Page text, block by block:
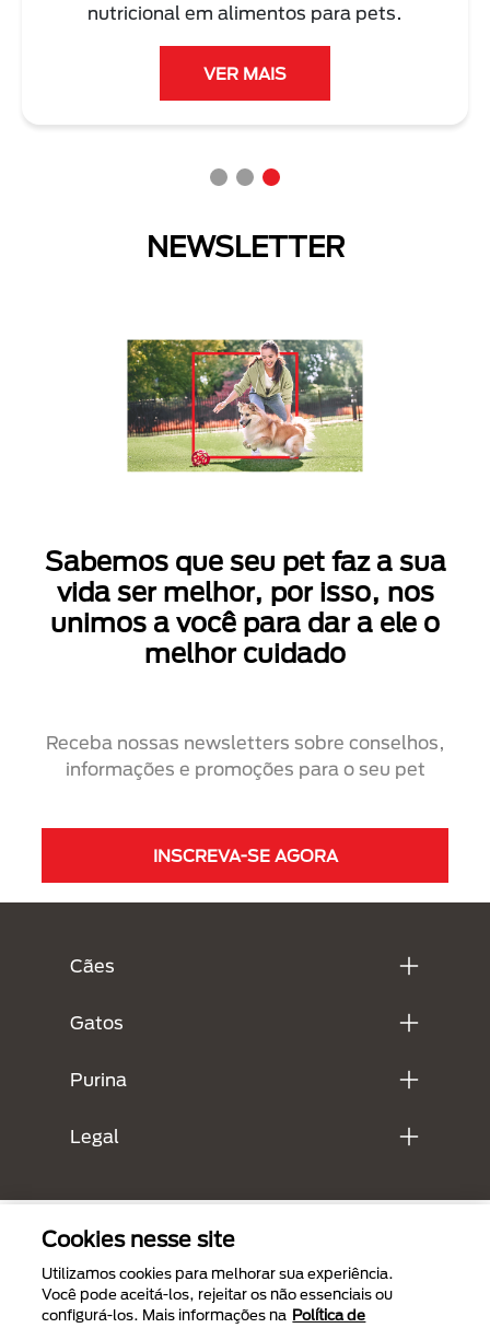
nutricional em alimentos para pets.
VER MAIS
NEWSLETTER
Sabemos que seu pet faz a sua
vida ser melhor, por isso, nos
unimos a você para dar a ele o
melhor cuidado
Receba nossas newsletters sobre conselhos,
informações e promoções para o seu pet
INSCREVA-SE AGORA
Cães
Gatos
Purina
Legal
Cookies nesse site
Utilizamos cookies para melhorar sua experiência.
Você pode aceitá-los, rejeitar os não essenciais ou
configurá-los. Mais informações na Política de